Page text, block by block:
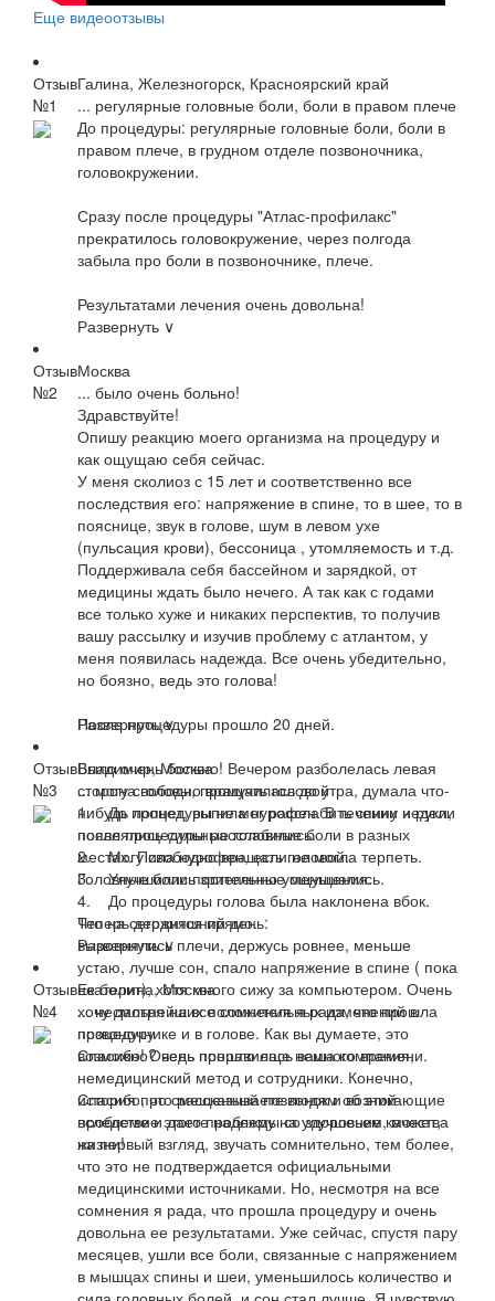
Еще видеоотзывы
Отзыв
№1
Галина, Железногорск, Красноярский край
... регулярные головные боли, боли в правом плече
До процедуры: регулярные головные боли, боли в
правом плече, в грудном отделе позвоночника,
головокружении.
Сразу после процедуры "Атлас-профилакс"
прекратилось головокружение, через полгода
забыла про боли в позвоночнике, плече.
Результатами лечения очень довольна!
Развернуть ∨
Отзыв
№2
Москва
... было очень больно!
Здравствуйте!
Опишу реакцию моего организма на процедуру и
как ощущаю себя сейчас.
У меня сколиоз с 15 лет и соответственно все
последствия его: напряжение в спине, то в шее, то в
пояснице, звук в голове, шум в левом ухе
(пульсация крови), бессоница , утомляемость и т.д.
Поддерживала себя бассейном и зарядкой, от
медицины ждать было нечего. А так как с годами
все только хуже и никаких перспектив, то получив
вашу рассылку и изучив проблему с атлантом, у
меня появилась надежда. Все очень убедительно,
но боязно, ведь это голова!
После процедуры прошло 20 дней.
Было очень больно! Вечером разболелась левая
сторона головы, промучилась до утра, думала что-
нибудь лопнет, выпила нурофен. В течении недели
появлялись сильные головные боли в разных
местах. Пила нурофен, если не могла терпеть.
Головные боли постепенно уменьшались.
Что на сегодняшний день:
выровнялись плечи, держусь ровнее, меньше
устаю, лучше сон, спало напряжение в спине ( пока
не болит), хотя много сижу за компьютером. Очень
хочу дальнейших положительных изменений в
позвоночнике и в голове. Как вы думаете, это
возможно? ведь прошло еще немного времени.
Спасибо, что рассказываете людям об этой
проблеме и даете надежду на улучшение качества
жизни!
Развернуть ∨
Отзыв
№3
Владимир, Москва
... могу свободно вращать головой
1. До процедуры не мог расслабить спину и руки,
после процедуры расслабились.
2. Могу свободно вращать головой.
3. Улучшились зрительные ощущения.
4. До процедуры голова была наклонена вбок.
Теперь держится прямо.
Развернуть ∨
Отзыв
№4
Екатерина, Москва
... несмотря на все сомнения я рада, что прошла
процедуру
Спасибо! Очень понравилась ваша компания,
немедицинский метод и сотрудники. Конечно,
история про смещенный позвонок и возникающие
вследствие этого проблемы со здоровьем, может,
на первый взгляд, звучать сомнительно, тем более,
что это не подтверждается официальными
медицинскими источниками. Но, несмотря на все
сомнения я рада, что прошла процедуру и очень
довольна ее результатами. Уже сейчас, спустя пару
месяцев, ушли все боли, связанные с напряжением
в мышцах спины и шеи, уменьшилось количество и